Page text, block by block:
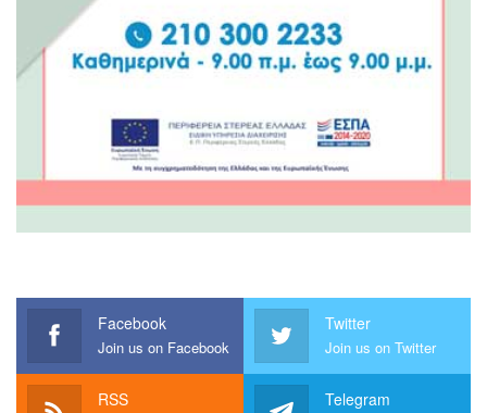
Facebook
Join us on Facebook
Twitter
Join us on Twitter
RSS Telegram